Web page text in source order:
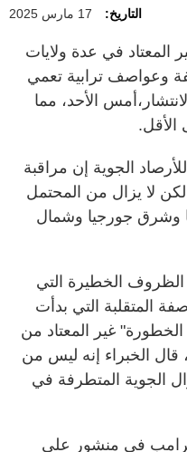
التاريخ: 17 مارس 2025
المعتاد في عدة ولايات
وعواصف ترابية تعمي
الأحد، مما
الجوية إن مراقبة
لا يزال من المحتمل
وشرق جورجيا وشمال
الظروف الخطيرة التي
المتقلبة التي بدأت
غير المعتاد من
قال الخبراء إنه ليس من
الجوية المتطرفة في
ترامب في منشور على